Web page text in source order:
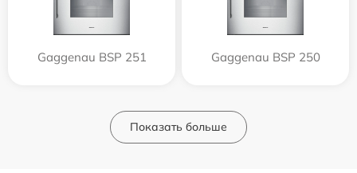
Gaggenau BSP 251 Gaggenau BSP 250
Показать больше